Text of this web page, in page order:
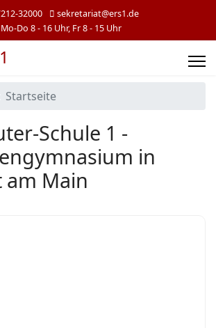
32000
sekretariat@ers1.de
Mo-Do 8 - 16 Uhr, Fr 8 - 15 Uhr
Startseite
Schule 1 -
in
Main